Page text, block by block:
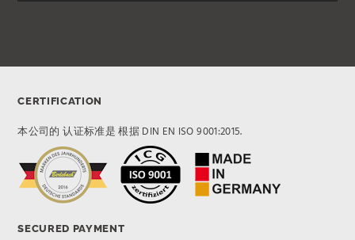
CERTIFICATION
本公司的 认证标准是 根据 DIN EN ISO 9001:2015.
SECURED PAYMENT